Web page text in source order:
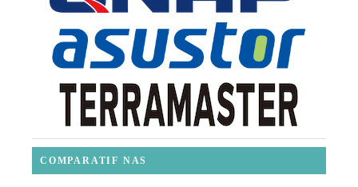
COMPARATIF NAS